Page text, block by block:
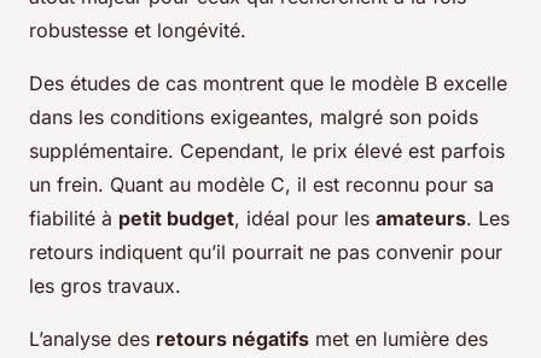
robustesse et longévité.
Des études de cas montrent que le modèle B excelle
dans les conditions exigeantes, malgré son poids
supplémentaire. Cependant, le prix élevé est parfois
un frein. Quant au modèle C, il est reconnu pour sa
fiabilité à petit budget, idéal pour les amateurs. Les
retours indiquent qu’il pourrait ne pas convenir pour
les gros travaux.
L’analyse des retours négatifs met en lumière des